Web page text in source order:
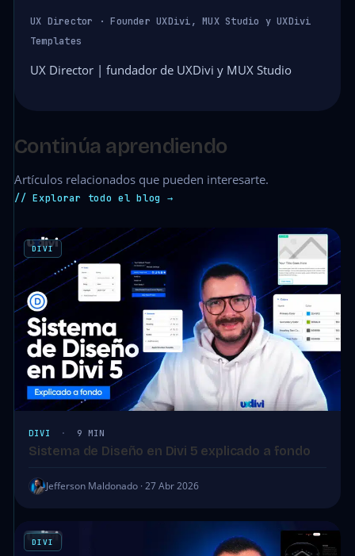
UX Director · Founder UXDivi, MUX Studio y UXDivi
Templates
UX Director | fundador de UXDivi y MUX Studio
Continúa aprendiendo
Artículos relacionados que pueden interesarte.
// Explorar todo el blog →
DIVI
DIVI · 9 MIN
Sistema de Diseño en Divi 5 explicado a fondo
Jefferson Maldonado · 27 Abr 2026
DIVI